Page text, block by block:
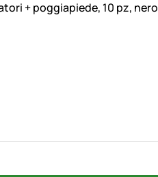
+ poggiapiede, 10 pz, nero